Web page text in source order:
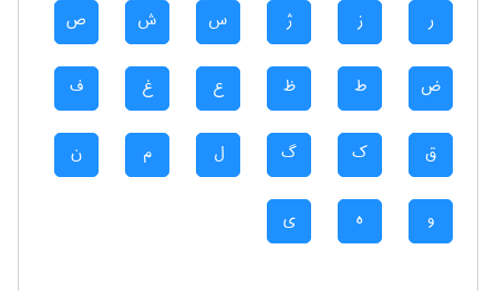
ر ز ژ س ش ص
ض ط ظ ع غ ف
ق ک گ ل م ن
و ه ی